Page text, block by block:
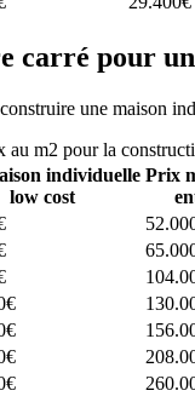
carré pour
une maison
au m2 pour la
individuelle
low cost
Prix